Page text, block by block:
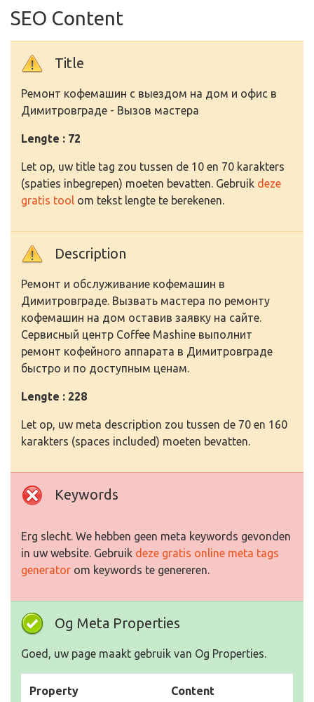
SEO Content
Title
Ремонт кофемашин с выездом на дом и офис в
Димитровграде - Вызов мастера
Lengte : 72
Let op, uw title tag zou tussen de 10 en 70 karakters
(spaties inbegrepen) moeten bevatten. Gebruik deze
gratis tool om tekst lengte te berekenen.
Description
Ремонт и обслуживание кофемашин в
Димитровграде. Вызвать мастера по ремонту
кофемашин на дом оставив заявку на сайте.
Сервисный центр Coffee Mashine выполнит
ремонт кофейного аппарата в Димитровграде
быстро и по доступным ценам.
Lengte : 228
Let op, uw meta description zou tussen de 70 en 160
karakters (spaces included) moeten bevatten.
Keywords
Erg slecht. We hebben geen meta keywords gevonden
in uw website. Gebruik deze gratis online meta tags
generator om keywords te genereren.
Og Meta Properties
Goed, uw page maakt gebruik van Og Properties.
Property Content